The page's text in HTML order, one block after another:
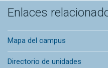
Enlaces
Mapa del campus
Directorio de unidades